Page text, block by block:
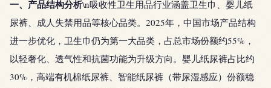
一、产品结构分析\n吸收性卫生用品行业涵盖卫生巾、婴儿纸
尿裤、成人失禁用品等核心品类。2025年，中国市场产品结构
进一步优化，卫生巾仍为第一大品类，占总市场份额约55%，
以轻奢化、透气性和抗菌功能为升级方向。婴儿纸尿裤占比约
30%，高端有机棉纸尿裤、智能纸尿裤（带尿湿感应）份额稳